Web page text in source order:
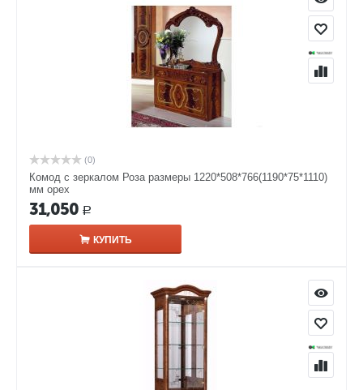
(0)
Комод с зеркалом Роза размеры 1220*508*766(1190*75*1110)
мм орех
31,050 Р
КУПИТЬ